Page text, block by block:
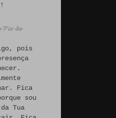
𝓟𝓲𝓸 𝓭𝓮
pois
Fica
sou
Tua